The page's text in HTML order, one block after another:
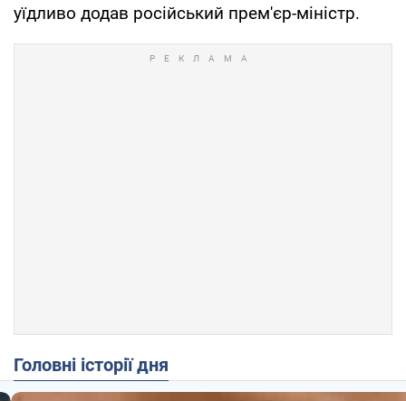
уїдливо додав російський прем'єр-міністр.
Головні історії дня